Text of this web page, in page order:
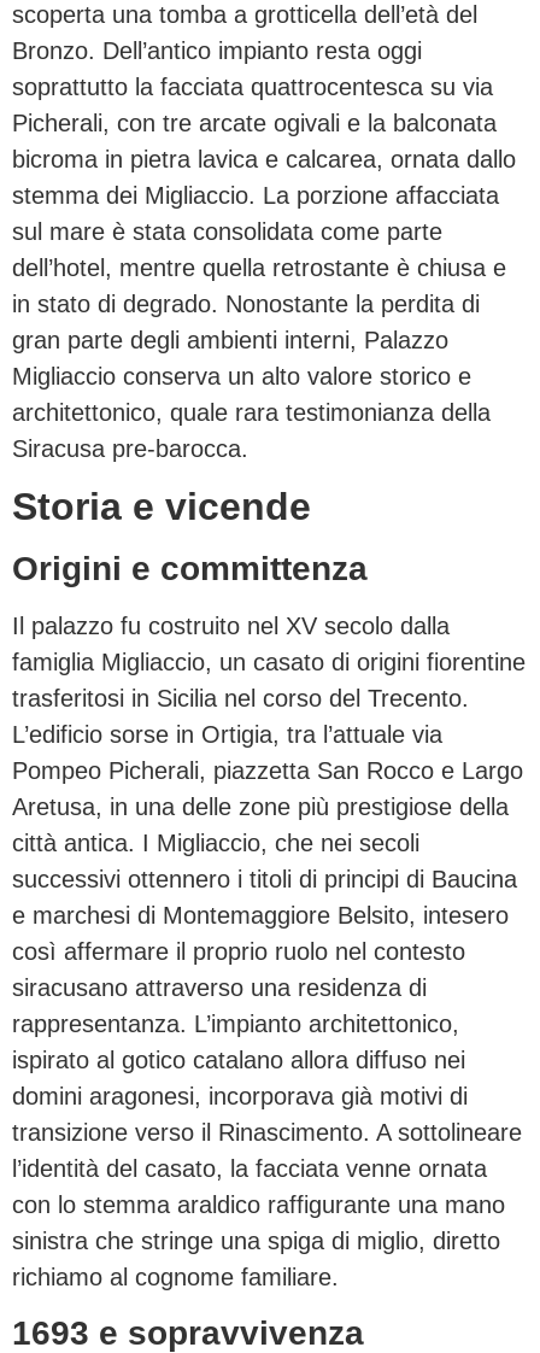
scoperta una tomba a grotticella dell’età del
Bronzo. Dell’antico impianto resta oggi
soprattutto la facciata quattrocentesca su via
Picherali, con tre arcate ogivali e la balconata
bicroma in pietra lavica e calcarea, ornata dallo
stemma dei Migliaccio. La porzione affacciata
sul mare è stata consolidata come parte
dell’hotel, mentre quella retrostante è chiusa e
in stato di degrado. Nonostante la perdita di
gran parte degli ambienti interni, Palazzo
Migliaccio conserva un alto valore storico e
architettonico, quale rara testimonianza della
Siracusa pre-barocca.
Storia e vicende
Origini e committenza
Il palazzo fu costruito nel XV secolo dalla
famiglia Migliaccio, un casato di origini fiorentine
trasferitosi in Sicilia nel corso del Trecento.
L’edificio sorse in Ortigia, tra l’attuale via
Pompeo Picherali, piazzetta San Rocco e Largo
Aretusa, in una delle zone più prestigiose della
città antica. I Migliaccio, che nei secoli
successivi ottennero i titoli di principi di Baucina
e marchesi di Montemaggiore Belsito, intesero
così affermare il proprio ruolo nel contesto
siracusano attraverso una residenza di
rappresentanza. L’impianto architettonico,
ispirato al gotico catalano allora diffuso nei
domini aragonesi, incorporava già motivi di
transizione verso il Rinascimento. A sottolineare
l’identità del casato, la facciata venne ornata
con lo stemma araldico raffigurante una mano
sinistra che stringe una spiga di miglio, diretto
richiamo al cognome familiare.
1693 e sopravvivenza